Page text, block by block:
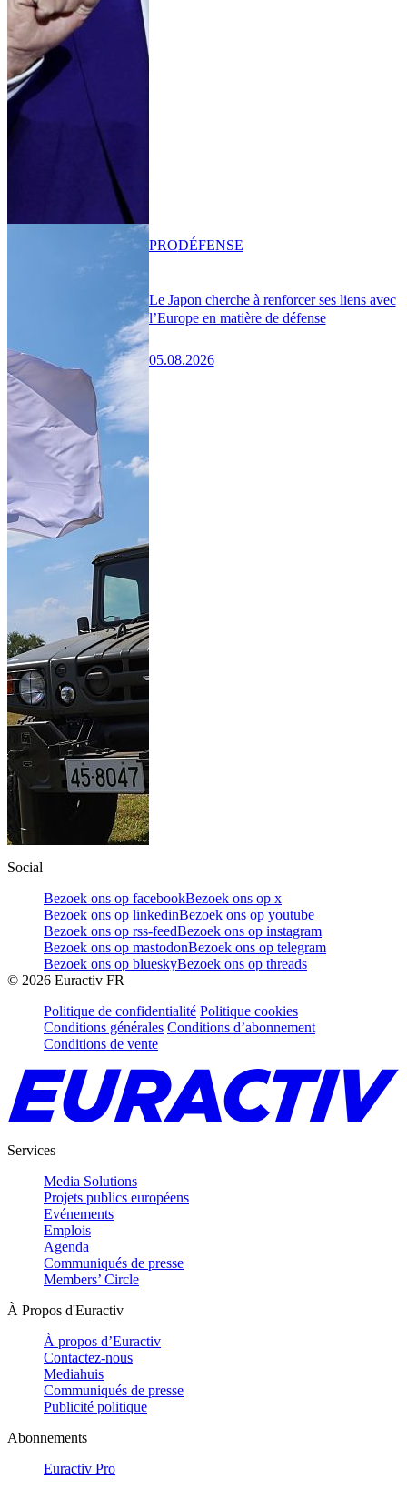
Le Japon cherche à renforcer ses liens avec
l’Europe en matière de défense
05.08.2026
PRODÉFENSE
Social
Bezoek ons op facebookBezoek ons op x
Bezoek ons op linkedinBezoek ons op youtube
Bezoek ons op rss-feedBezoek ons op instagram
Bezoek ons op mastodonBezoek ons op telegram
Bezoek ons op blueskyBezoek ons op threads
© 2026 Euractiv FR
Politique de confidentialité Politique cookies
Conditions générales Conditions d’abonnement
Conditions de vente
Services
Media Solutions
Projets publics européens
Evénements
Emplois
Agenda
Communiqués de presse
Members’ Circle
À Propos d'Euractiv
À propos d’Euractiv
Contactez-nous
Mediahuis
Communiqués de presse
Publicité politique
Abonnements
Euractiv Pro